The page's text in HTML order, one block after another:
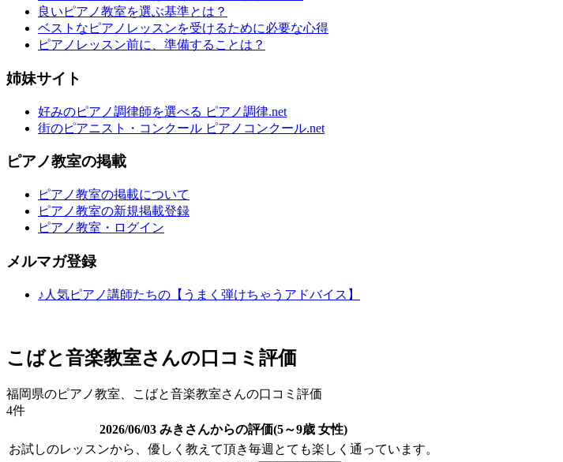
良いピアノ教室を選ぶ基準とは？
ベストなピアノレッスンを受けるために必要な心得
ピアノレッスン前に、準備することは？
姉妹サイト
好みのピアノ調律師を選べる ピアノ調律.net
街のピアニスト・コンクール ピアノコンクール.net
ピアノ教室の掲載
ピアノ教室の掲載について
ピアノ教室の新規掲載登録
ピアノ教室・ログイン
メルマガ登録
♪人気ピアノ講師たちの【うまく弾けちゃうアドバイス】
こばと音楽教室さんの口コミ評価
福岡県のピアノ教室、こばと音楽教室さんの口コミ評価
4件
2026/06/03 みきさんからの評価(5～9歳 女性)
お試しのレッスンから、優しく教えて頂き毎週とても楽しく通っています。